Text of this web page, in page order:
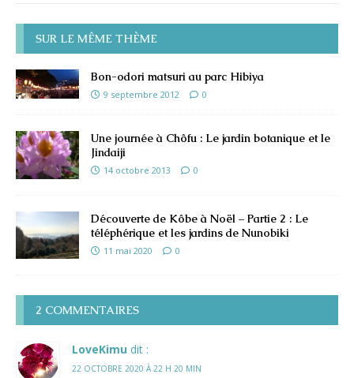
SUR LE MÊME THÈME
Bon-odori matsuri au parc Hibiya
9 septembre 2012 0
Une journée à Chôfu : Le jardin botanique et le
Jindaiji
14 octobre 2013 0
Découverte de Kôbe à Noël – Partie 2 : Le
téléphérique et les jardins de Nunobiki
11 mai 2020 0
2 COMMENTAIRES
LoveKimu dit :
22 OCTOBRE 2020 À 22 H 20 MIN